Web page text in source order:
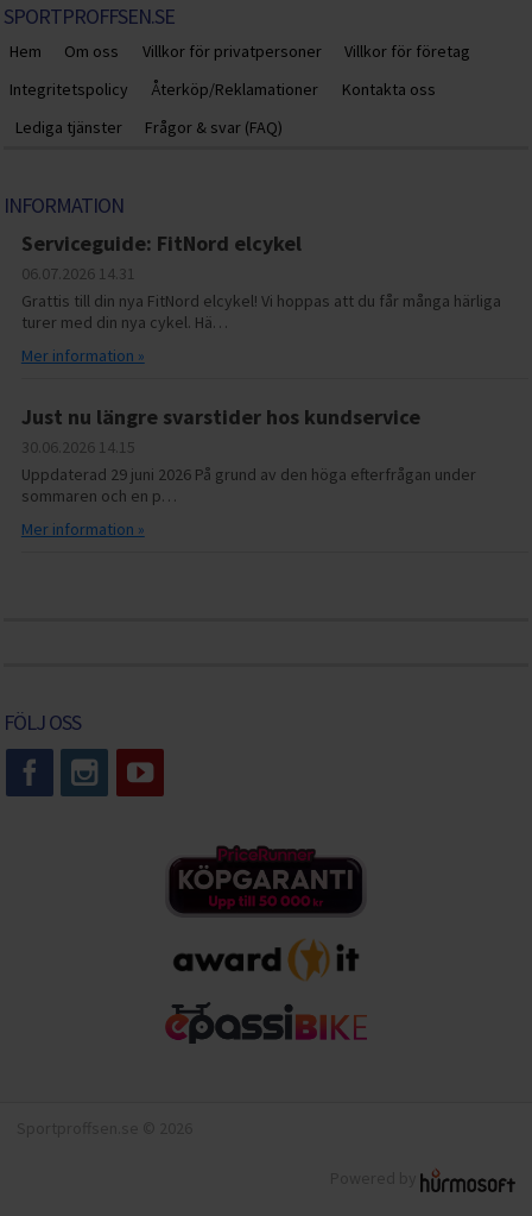
SPORTPROFFSEN.SE
Hem Om oss Villkor för privatpersoner
Villkor för företag
Integritetspolicy
Återköp/Reklamationer
Kontakta oss
Lediga tjänster
Frågor & svar (FAQ)
INFORMATION
Serviceguide: FitNord elcykel
06.07.2026 14.31
Grattis till din nya FitNord elcykel! Vi hoppas att du får många härliga
turer med din nya cykel. Hä…
Mer information »
Just nu längre svarstider hos kundservice
30.06.2026 14.15
Uppdaterad 29 juni 2026 På grund av den höga efterfrågan under
sommaren och en p…
Mer information »
FÖLJ OSS